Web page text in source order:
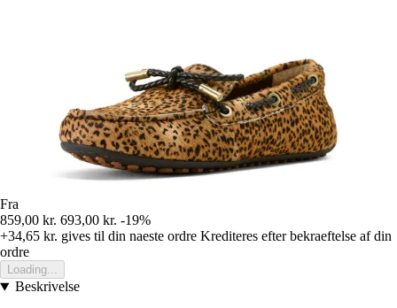
Fra
859,00 kr. 693,00 kr. -19%
+34,65 kr. gives til din naeste ordre Krediteres efter bekraeftelse af din
ordre
Loading...
Beskrivelse